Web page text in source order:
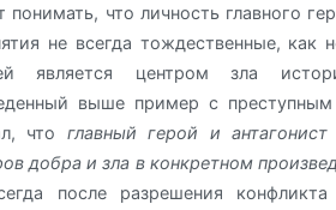
понимать, что личность главного
не всегда тождественные, как
является центром зла
выше пример с
что главный герой и антагонист
добра и зла в конкретном
после разрешения